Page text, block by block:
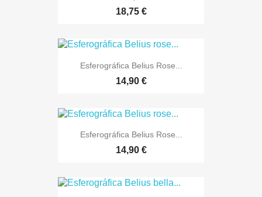
18,75 €
Esferográfica Belius Rose...
14,90 €
Esferográfica Belius Rose...
14,90 €